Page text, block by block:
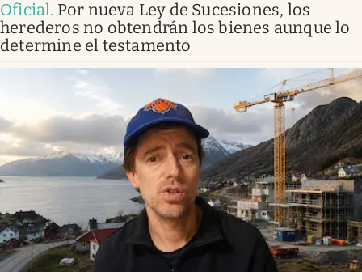
Oficial. Por nueva Ley de Sucesiones, los
herederos no obtendrán los bienes aunque lo
determine el testamento